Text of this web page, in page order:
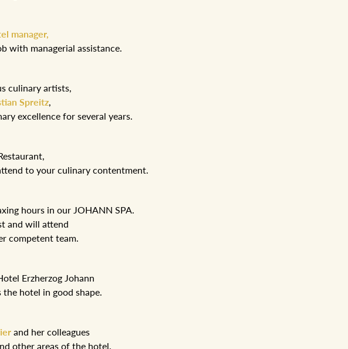
manager,
with managerial assistance.
culinary artists,
Spreitz,
excellence for several years.
to your culinary contentment.
hours in our JOHANN SPA.
and will attend
competent team.
Erzherzog Johann
hotel in good shape.
and her colleagues
other areas of the hotel.